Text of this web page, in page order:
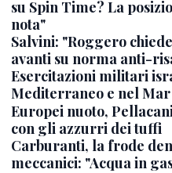
su Spin Time? La
nota"
Salvini: "Roggero
avanti su norma anti-
Esercitazioni militari
Mediterraneo e nel Mar
Europei nuoto,
con gli azzurri dei tuffi
Carburanti, la frode
meccanici: "Acqua in